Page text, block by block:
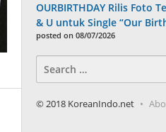
OURBIRTHDAY Rilis Foto
& U untuk Single “Our
posted on 08/07/2026
for:
© 2018 KoreanIndo.net